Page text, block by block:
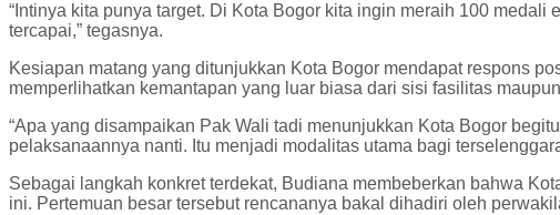
“Intinya kita punya target. Di Kota Bogor kita ingin meraih 100
tercapai,” tegasnya.
Kesiapan matang yang ditunjukkan Kota Bogor mendapat respons
memperlihatkan kemantapan yang luar biasa dari sisi fasilitas
“Apa yang disampaikan Pak Wali tadi menunjukkan Kota Bogor
pelaksanaannya nanti. Itu menjadi modalitas utama bagi
Sebagai langkah konkret terdekat, Budiana membeberkan bahwa
ini. Pertemuan besar tersebut rencananya bakal dihadiri oleh